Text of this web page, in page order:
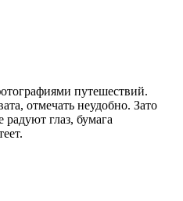
путешествий.
отмечать неудобно. Зато
глаз, бумага